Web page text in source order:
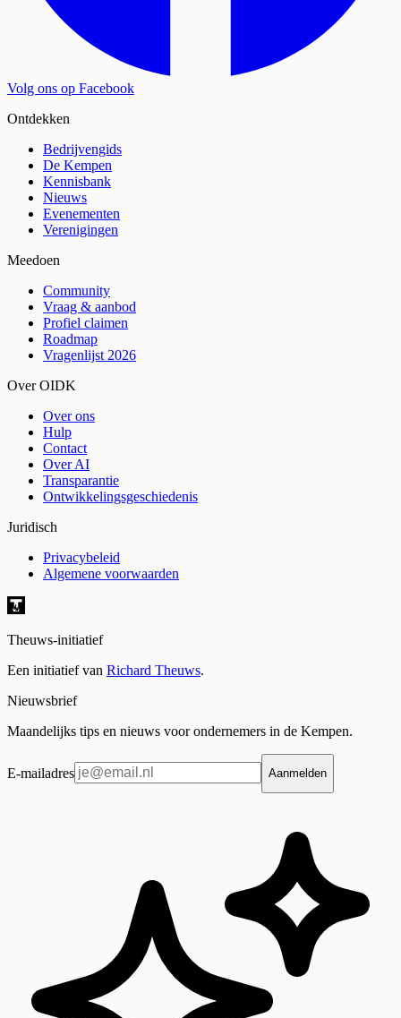
Volg ons op Facebook
Ontdekken
Bedrijvengids
De Kempen
Kennisbank
Nieuws
Evenementen
Verenigingen
Meedoen
Community
Vraag & aanbod
Profiel claimen
Roadmap
Vragenlijst 2026
Over OIDK
Over ons
Hulp
Contact
Over AI
Transparantie
Ontwikkelingsgeschiedenis
Juridisch
Privacybeleid
Algemene voorwaarden
Theuws-initiatief
Een initiatief van Richard Theuws.
Nieuwsbrief
Maandelijks tips en nieuws voor ondernemers in de Kempen.
E-mailadres Aanmelden